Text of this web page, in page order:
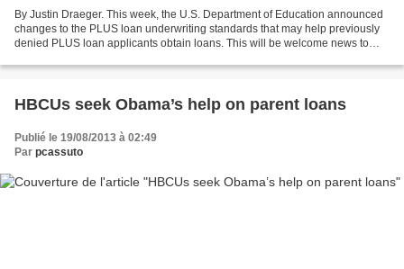
By Justin Draeger. This week, the U.S. Department of Education announced
changes to the PLUS loan underwriting standards that may help previously
denied PLUS loan applicants obtain loans. This will be welcome news to
HBCUs seek Obama’s help on parent loans
Publié le 19/08/2013 à 02:49
Par pcassuto